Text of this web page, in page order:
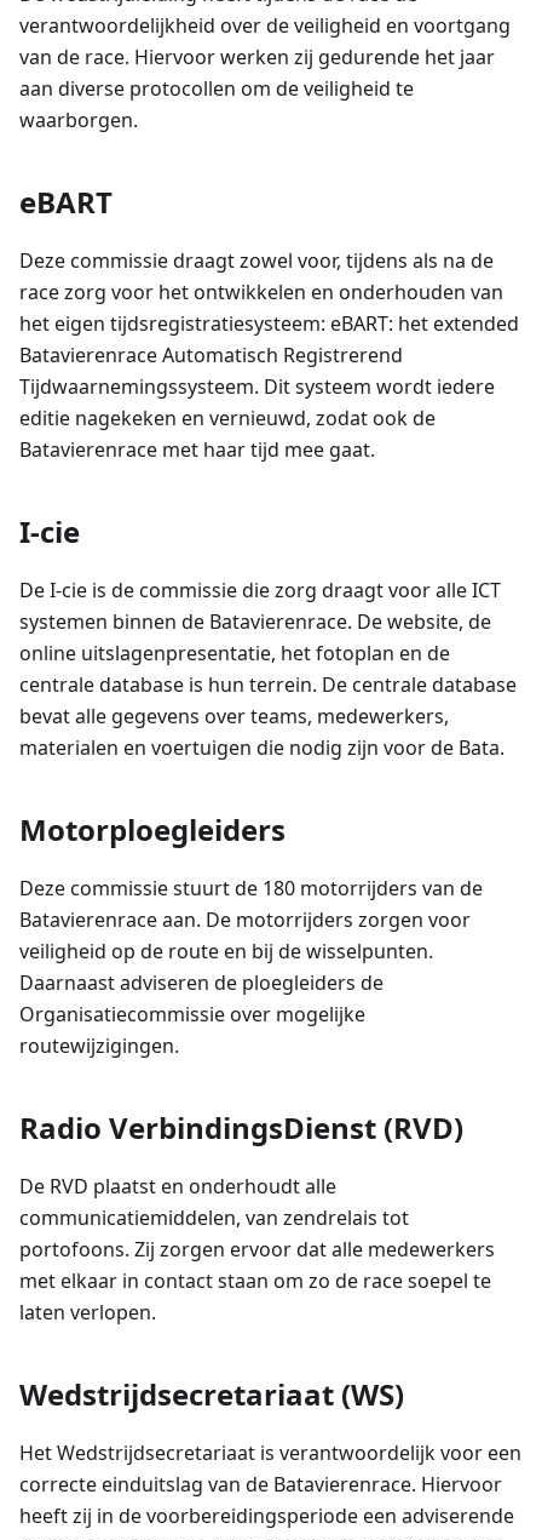
verantwoordelijkheid over de veiligheid en voortgang
van de race. Hiervoor werken zij gedurende het jaar
aan diverse protocollen om de veiligheid te
waarborgen.
eBART
Deze commissie draagt zowel voor, tijdens als na de
race zorg voor het ontwikkelen en onderhouden van
het eigen tijdsregistratiesysteem: eBART: het extended
Batavierenrace Automatisch Registrerend
Tijdwaarnemingssysteem. Dit systeem wordt iedere
editie nagekeken en vernieuwd, zodat ook de
Batavierenrace met haar tijd mee gaat.
I-cie
De I-cie is de commissie die zorg draagt voor alle ICT
systemen binnen de Batavierenrace. De website, de
online uitslagenpresentatie, het fotoplan en de
centrale database is hun terrein. De centrale database
bevat alle gegevens over teams, medewerkers,
materialen en voertuigen die nodig zijn voor de Bata.
Motorploegleiders
Deze commissie stuurt de 180 motorrijders van de
Batavierenrace aan. De motorrijders zorgen voor
veiligheid op de route en bij de wisselpunten.
Daarnaast adviseren de ploegleiders de
Organisatiecommissie over mogelijke
routewijzigingen.
Radio VerbindingsDienst (RVD)
De RVD plaatst en onderhoudt alle
communicatiemiddelen, van zendrelais tot
portofoons. Zij zorgen ervoor dat alle medewerkers
met elkaar in contact staan om zo de race soepel te
laten verlopen.
Wedstrijdsecretariaat (WS)
Het Wedstrijdsecretariaat is verantwoordelijk voor een
correcte einduitslag van de Batavierenrace. Hiervoor
heeft zij in de voorbereidingsperiode een adviserende